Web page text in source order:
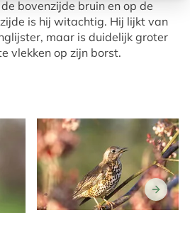
bovenzijde bruin en op de
is hij witachtig. Hij lijkt van
maar is duidelijk groter
vlekken op zijn borst.